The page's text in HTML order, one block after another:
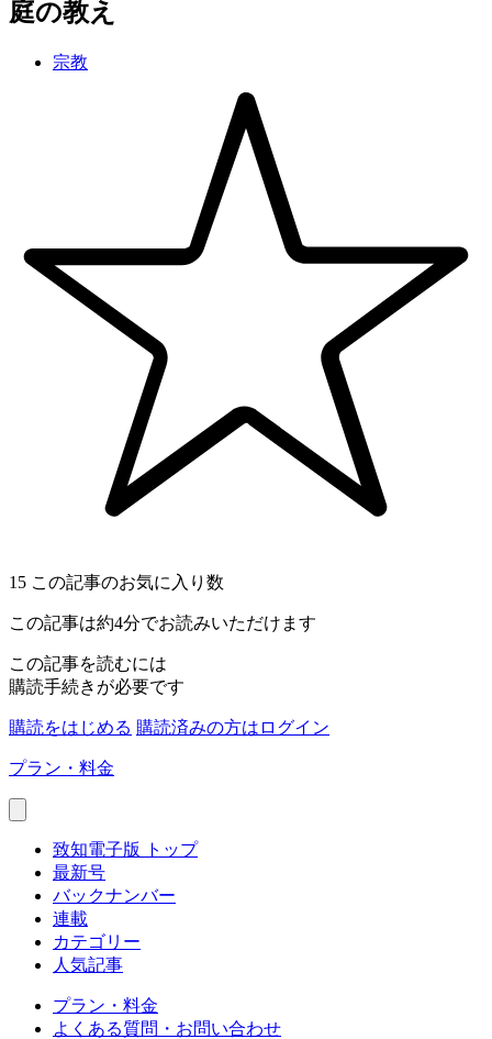
庭の教え
宗教
15 この記事のお気に入り数
この記事は約4分でお読みいただけます
この記事を読むには
購読手続きが必要です
購読をはじめる 購読済みの方はログイン
プラン・料金
致知電子版 トップ
最新号
バックナンバー
連載
カテゴリー
人気記事
プラン・料金
よくある質問・お問い合わせ